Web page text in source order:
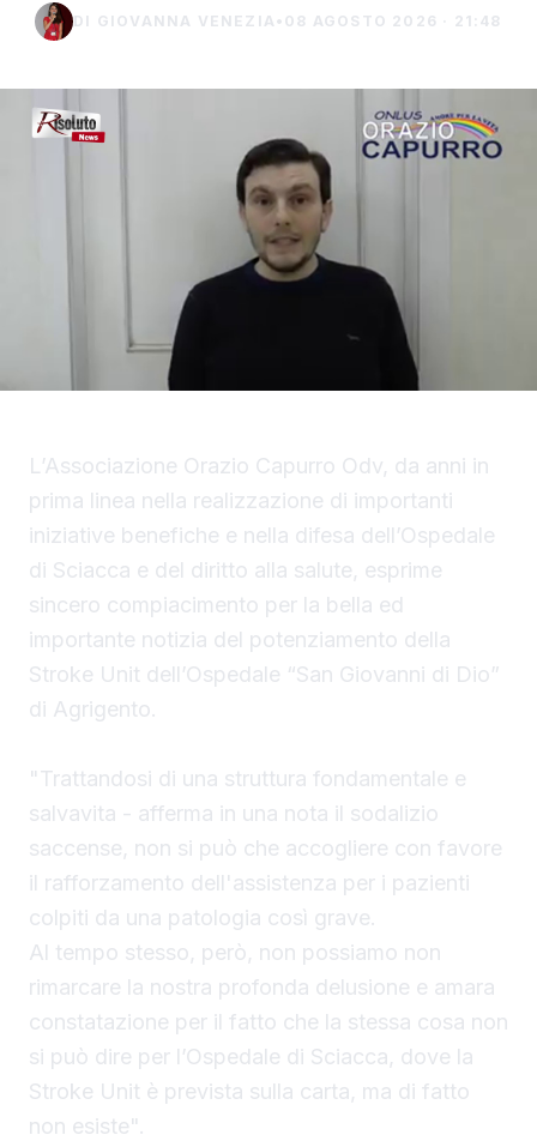
DI GIOVANNA VENEZIA • 08 AGOSTO 2026 · 21:48
L’Associazione Orazio Capurro Odv, da anni in
prima linea nella realizzazione di importanti
iniziative benefiche e nella difesa dell’Ospedale
di Sciacca e del diritto alla salute, esprime
sincero compiacimento per la bella ed
importante notizia del potenziamento della
Stroke Unit dell’Ospedale “San Giovanni di Dio”
di Agrigento.
"Trattandosi di una struttura fondamentale e
salvavita - afferma in una nota il sodalizio
saccense, non si può che accogliere con favore
il rafforzamento dell'assistenza per i pazienti
colpiti da una patologia così grave.
Al tempo stesso, però, non possiamo non
rimarcare la nostra profonda delusione e amara
constatazione per il fatto che la stessa cosa non
si può dire per l’Ospedale di Sciacca, dove la
Stroke Unit è prevista sulla carta, ma di fatto
non esiste".